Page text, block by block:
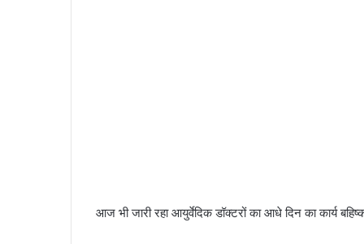
आज भी जारी रहा आयुर्वेदिक डॉक्टरों का आधे दिन का कार्य